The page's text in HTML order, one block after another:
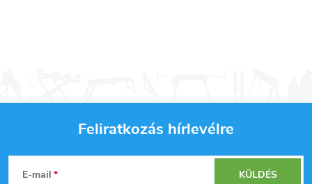
L
Feliratkozás hírlevélre
E-mail KÜLDÉS